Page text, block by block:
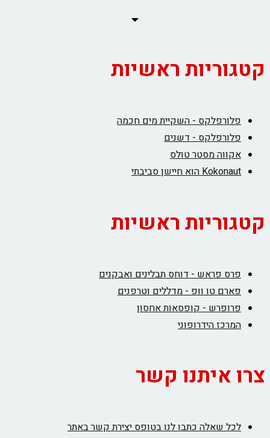
קטגוריות ראשיות
פלורפלקס - השקיית מים חכמה
פלורפלקס - דשנים
אקווה מסטר טולס
Kokonaut הוא חיישן סביבתי
קטגוריות ראשיות
פרס פראש - דוחס תבלינים ואבקנים
פארם טו וופ - מדללים וטרפנים
פרופרש - קופסאות אחסון
המרכז הידרופוני
צרו איתנו קשר
לכל שאלה כתבו לנו בטופס יצירת קשר באתר